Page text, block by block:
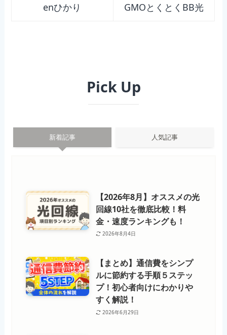
enひかり GMOとくとくBB光
Pick Up
新着記事 人気記事
【2026年8月】オススメの光
回線10社を徹底比較！料
金・速度ランキングも！
2026年8月4日
【まとめ】通信費をシンプ
ルに節約する手順５ステッ
プ！初心者向けにわかりや
すく解説！
2026年6月29日